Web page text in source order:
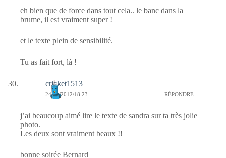
eh bien que de force dans tout cela.. le banc dans la
brume, il est vraiment super !
et le texte plein de sensibilité.
Tu as fait fort, là !
cricket1513
24/01/2012/18:23 RÉPONDRE
j’ai beaucoup aimé lire le texte de sandra sur ta très jolie
photo.
Les deux sont vraiment beaux !!
bonne soirée Bernard